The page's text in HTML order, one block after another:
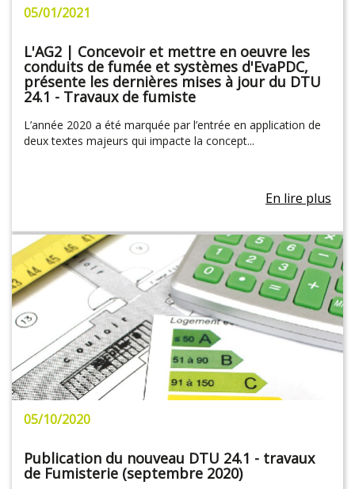
05/01/2021
L'AG2 | Concevoir et mettre en oeuvre les
conduits de fumée et systèmes d'EvaPDC,
présente les dernières mises à jour du DTU
24.1 - Travaux de fumiste
L’année 2020 a été marquée par l’entrée en application de
deux textes majeurs qui impacte la concept...
En lire plus
05/10/2020
Publication du nouveau DTU 24.1 - travaux
de Fumisterie (septembre 2020)